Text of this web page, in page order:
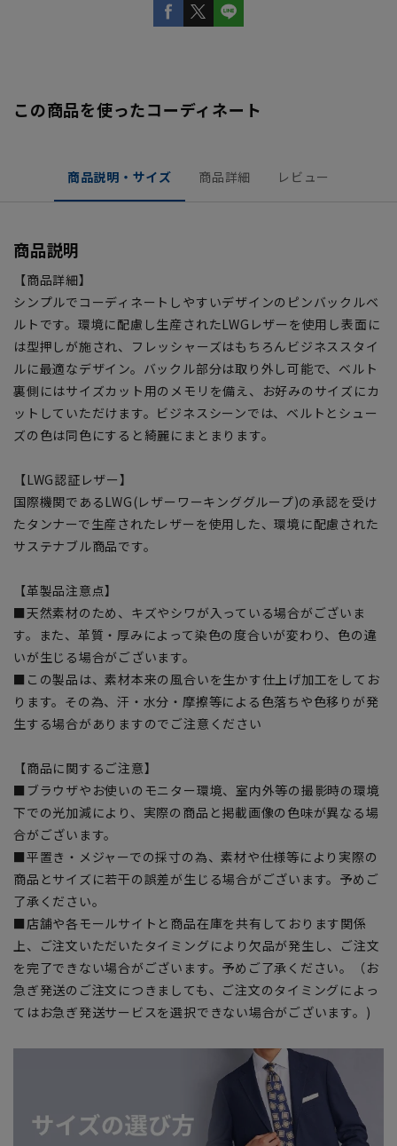
この商品を使ったコーディネート
商品説明・サイズ 商品詳細 レビュー
商品説明
【商品詳細】
シンプルでコーディネートしやすいデザインのピンバックルベ
ルトです。環境に配慮し生産されたLWGレザーを使用し表面に
は型押しが施され、フレッシャーズはもちろんビジネススタイ
ルに最適なデザイン。バックル部分は取り外し可能で、ベルト
裏側にはサイズカット用のメモリを備え、お好みのサイズにカ
ットしていただけます。ビジネスシーンでは、ベルトとシュー
ズの色は同色にすると綺麗にまとまります。
【LWG認証レザー】
国際機関であるLWG(レザーワーキンググループ)の承認を受け
たタンナーで生産されたレザーを使用した、環境に配慮された
サステナブル商品です。
【革製品注意点】
■天然素材のため、キズやシワが入っている場合がございま
す。また、革質・厚みによって染色の度合いが変わり、色の違
いが生じる場合がございます。
■この製品は、素材本来の風合いを生かす仕上げ加工をしてお
ります。その為、汗・水分・摩擦等による色落ちや色移りが発
生する場合がありますのでご注意ください
【商品に関するご注意】
■ブラウザやお使いのモニター環境、室内外等の撮影時の環境
下での光加減により、実際の商品と掲載画像の色味が異なる場
合がございます。
■平置き・メジャーでの採寸の為、素材や仕様等により実際の
商品とサイズに若干の誤差が生じる場合がございます。予めご
了承ください。
■店舗や各モールサイトと商品在庫を共有しております関係
上、ご注文いただいたタイミングにより欠品が発生し、ご注文
を完了できない場合がございます。予めご了承ください。（お
急ぎ発送のご注文につきましても、ご注文のタイミングによっ
てはお急ぎ発送サービスを選択できない場合がございます。)